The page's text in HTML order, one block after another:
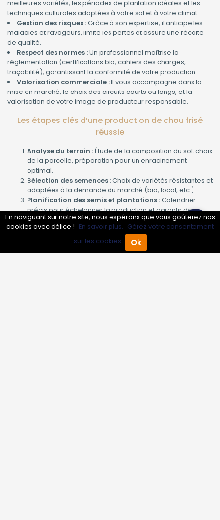
Annuaire Pro Agenda
meilleures variétés, les périodes de plantation idéales et les
techniques culturales adaptées à votre sol et à votre climat.
Gestion des risques :Grâce à son expertise, il anticipe les
maladies et ravageurs, limite les pertes et assure une récolte
de qualité.
Respect des normes :Un professionnel maîtrise la
réglementation (certifications bio, cahiers des charges,
traçabilité), garantissant la conformité de votre production.
Valorisation commerciale :Il vous accompagne dans la
mise en marché, le choix des circuits courts ou longs, et la
valorisation de votre image de producteur responsable.
Les étapes clés d’une production de chou frisé
réussie
Analyse du terrain :Étude de la composition du sol, choix
de la parcelle, préparation pour un enracinement
optimal.
Sélection des semences :Choix de variétés résistantes et
adaptées à la demande du marché (bio, local, etc.).
Planification des semis et plantations :Calendrier
précis pour échelonner la production et garantir des
récoltes régulières.
Suivi agronomique :Contrôle de la croissance,
fertilisation raisonnée, irrigation maîtrisée.
Méthodes respectueuses
En naviguant sur notre site, nous espérons que vous goûterez nos
cookies avec délice ! En savoir plus. Gérez votre consentement
sur les cookies.
Ok